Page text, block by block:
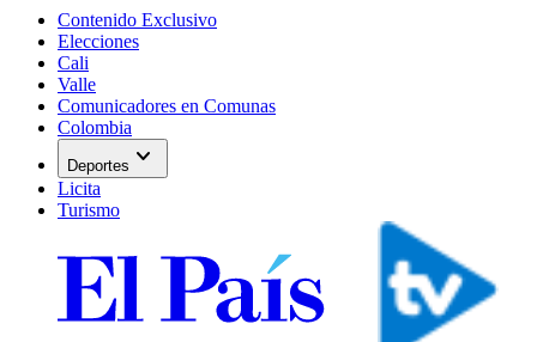
Contenido Exclusivo
Elecciones
Cali
Valle
Comunicadores en Comunas
Colombia
Deportes expand_more
Licita
Turismo